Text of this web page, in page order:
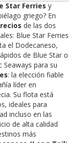
Star Ferries y
griego? En
de las dos
Blue Star Ferries
el Dodecaneso,
de Blue Star o
Seaways para su
: la elección fiable
líder en
Su flota está
ideales para
incluso en las
de alta calidad
más